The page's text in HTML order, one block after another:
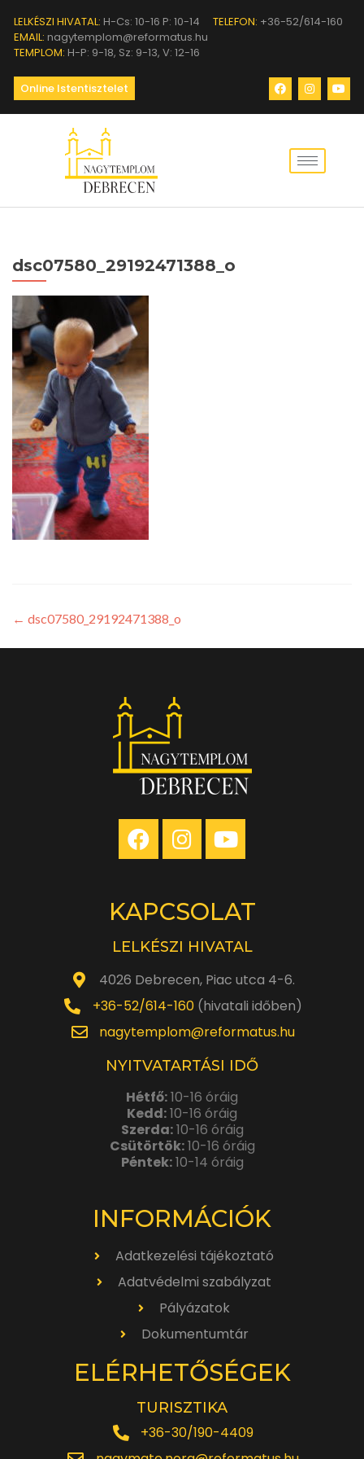
LELKÉSZI HIVATAL: H-Cs: 10-16 P: 10-14 TELEFON: +36-52/614-160
EMAIL: nagytemplom@reformatus.hu
TEMPLOM: H-P: 9-18, Sz: 9-13, V: 12-16
Online Istentisztelet
dsc07580_29192471388_o
← dsc07580_29192471388_o
KAPCSOLAT
LELKÉSZI HIVATAL
4026 Debrecen, Piac utca 4-6.
+36-52/614-160(hivatali időben)
nagytemplom@reformatus.hu
NYITVATARTÁSI IDŐ
Hétfő:10-16 óráig
Kedd:10-16 óráig
Szerda:10-16 óráig
Csütörtök:10-16 óráig
Péntek:10-14 óráig
INFORMÁCIÓK
Adatkezelési tájékoztató
Adatvédelmi szabályzat
Pályázatok
Dokumentumtár
ELÉRHETŐSÉGEK
TURISZTIKA
+36-30/190-4409